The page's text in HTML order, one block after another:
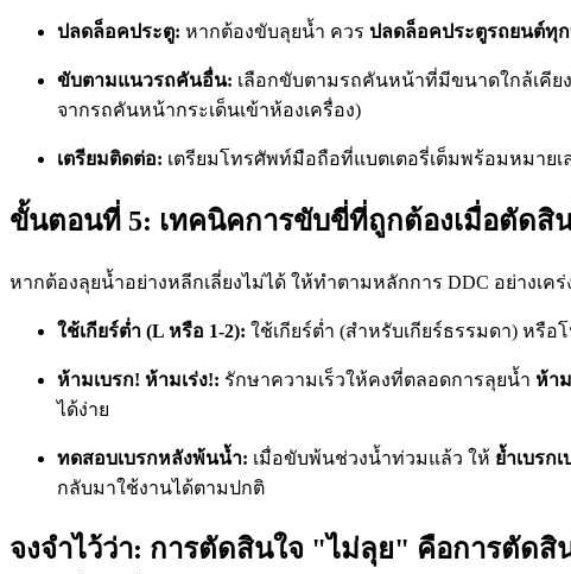
ปลดล็อคประตู: หากต้องขับลุยน้ำ ควร ปลดล็อคประตูรถยนต์ทุ
ขับตามแนวรถคันอื่น: เลือกขับตามรถคันหน้าที่มีขนาดใกล้เคี
จากรถคันหน้ากระเด็นเข้าห้องเครื่อง)
เตรียมติดต่อ: เตรียมโทรศัพท์มือถือที่แบตเตอรี่เต็มพร้อมหมาย
ขั้นตอนที่ 5: เทคนิคการขับขี่ที่ถูกต้องเมื่อตัดสิ
หากต้องลุยน้ำอย่างหลีกเลี่ยงไม่ได้ ให้ทำตามหลักการ DDC อย่างเคร่
ใช้เกียร์ต่ำ (L หรือ 1-2): ใช้เกียร์ต่ำ (สำหรับเกียร์ธรรมดา) หรือ
ห้ามเบรก! ห้ามเร่ง!: รักษาความเร็วให้คงที่ตลอดการลุยน้ำ ห้า
ได้ง่าย
ทดสอบเบรกหลังพ้นน้ำ: เมื่อขับพ้นช่วงน้ำท่วมแล้ว ให้ ย้ำเบรก
กลับมาใช้งานได้ตามปกติ
จงจำไว้ว่า: การตัดสินใจ "ไม่ลุย" คือการตัด